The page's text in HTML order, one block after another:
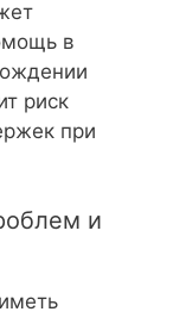
в
риск
при
и